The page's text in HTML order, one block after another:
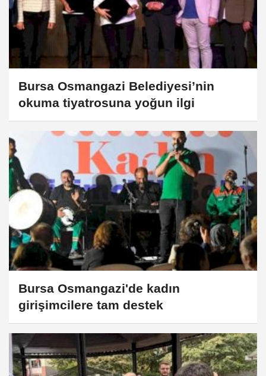
Bursa Osmangazi Belediyesi’nin
okuma tiyatrosuna yoğun ilgi
Bursa Osmangazi'de kadın
girişimcilere tam destek